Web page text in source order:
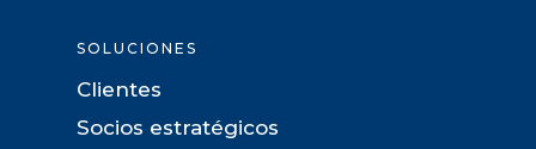
SOLUCIONES
Clientes
Socios estratégicos